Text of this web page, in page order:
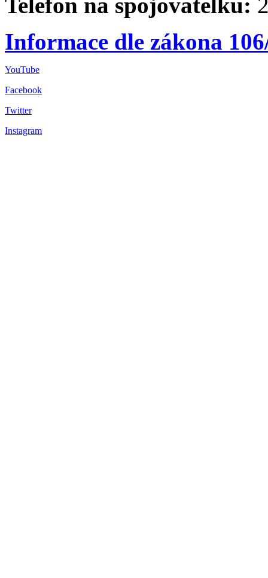
Informace dle zákona
YouTube
Facebook
Twitter
Instagram